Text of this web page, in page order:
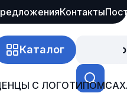
Контакты
Каталог
С ЛОГОТИПОМ